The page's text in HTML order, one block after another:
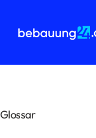
springen
Glossar